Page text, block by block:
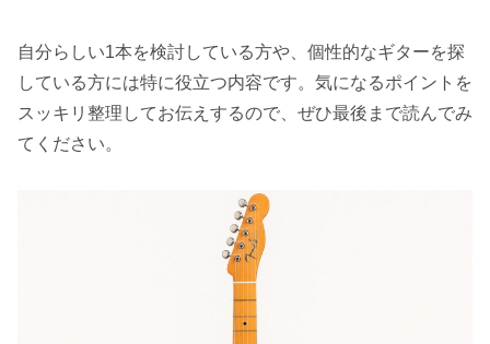
自分らしい1本を検討している方や、個性的なギターを探
している方には特に役立つ内容です。気になるポイントを
スッキリ整理してお伝えするので、ぜひ最後まで読んでみ
てください。